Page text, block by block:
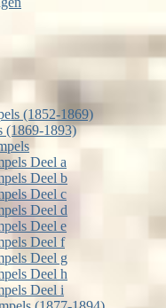
(1852-1869)
(1869-1893)
Deel a
Deel b
Deel c
Deel d
Deel e
Deel f
Deel g
Deel h
Deel i